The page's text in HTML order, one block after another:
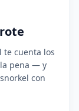
te cuenta los
pena — y
con